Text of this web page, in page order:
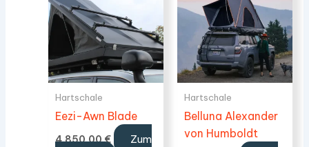
Hartschale
Eezi-Awn Blade
4.850,00€
Zum
Hartschale
Belluna Alexander
von Humboldt